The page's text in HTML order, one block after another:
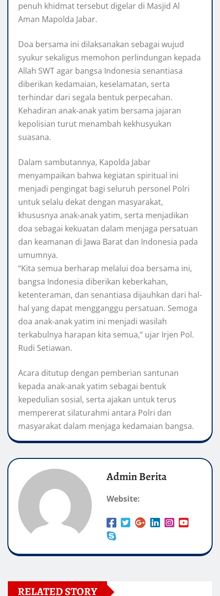
penuh khidmat tersebut digelar di Masjid Al
Aman Mapolda Jabar.
Doa bersama ini dilaksanakan sebagai wujud
syukur sekaligus memohon perlindungan kepada
Allah SWT agar bangsa Indonesia senantiasa
diberikan kedamaian, keselamatan, serta
terhindar dari segala bentuk perpecahan.
Kehadiran anak-anak yatim bersama jajaran
kepolisian turut menambah kekhusyukan
suasana.
Dalam sambutannya, Kapolda Jabar
menyampaikan bahwa kegiatan spiritual ini
menjadi pengingat bagi seluruh personel Polri
untuk selalu dekat dengan masyarakat,
khususnya anak-anak yatim, serta menjadikan
doa sebagai kekuatan dalam menjaga persatuan
dan keamanan di Jawa Barat dan Indonesia pada
umumnya.
“Kita semua berharap melalui doa bersama ini,
bangsa Indonesia diberikan keberkahan,
ketenteraman, dan senantiasa dijauhkan dari hal-
hal yang dapat mengganggu persatuan. Semoga
doa anak-anak yatim ini menjadi wasilah
terkabulnya harapan kita semua,” ujar Irjen Pol.
Rudi Setiawan.
Acara ditutup dengan pemberian santunan
kepada anak-anak yatim sebagai bentuk
kepedulian sosial, serta ajakan untuk terus
mempererat silaturahmi antara Polri dan
masyarakat dalam menjaga kedamaian bangsa.
Admin Berita
Website:
RELATED STORY